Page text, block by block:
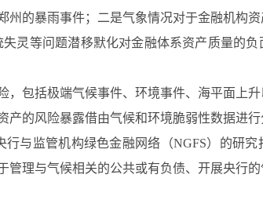
的暴雨事件；二是气象情况对于金融机构
灵等问题潜移默化对金融体系资产质量的
包括极端气候事件、环境事件、海平面上
的风险暴露借由气候和环境脆弱性数据进
与监管机构绿色金融网络（NGFS）的研
理与气候相关的公共或有负债、开展央行